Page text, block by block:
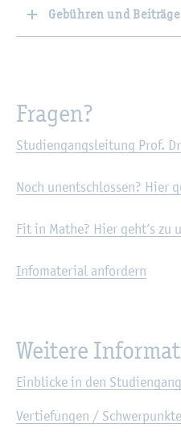
Gebühren und Beiträge
Fra­gen?
Stu­di­en­gangs­lei­tung Prof.
Noch un­ent­schlos­sen? Hier
Fit in Mathe? Hier geht’s zu
In­fo­ma­te­ri­al an­for­dern
Wei­te­re
Ein­bli­cke in den Stu­di­en­gang
Ver­tie­fun­gen / Schwer­punk­te